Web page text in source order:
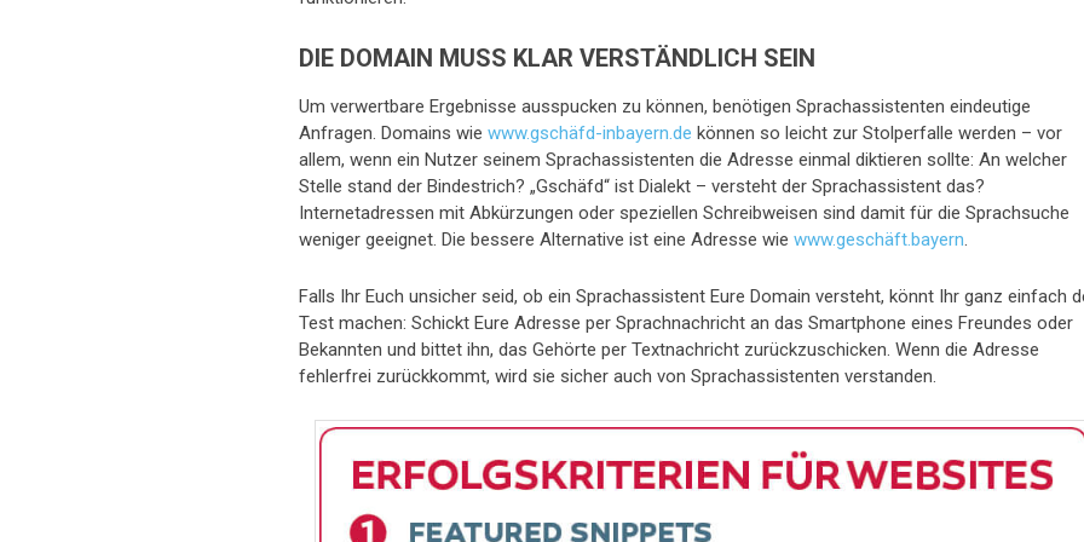
DIE DOMAIN MUSS KLAR VERSTÄNDLICH SEIN
Um verwertbare Ergebnisse ausspucken zu können, benötigen Sprachassistenten eindeutige
Anfragen. Domains wiewww.gschäfd-inbayern.de können so leicht zur Stolperfalle werden – vor
allem, wenn ein Nutzer seinem Sprachassistenten die Adresse einmal diktieren sollte: An welcher
Stelle stand der Bindestrich? „Gschäfd“ ist Dialekt – versteht der Sprachassistent das?
Internetadressen mit Abkürzungen oder speziellen Schreibweisen sind damit für die Sprachsuche
weniger geeignet. Die bessere Alternative ist eine Adresse wiewww.geschäft.bayern.
Falls Ihr Euch unsicher seid, ob ein Sprachassistent Eure Domain versteht, könnt Ihr ganz einfach
Test machen: Schickt Eure Adresse per Sprachnachricht an das Smartphone eines Freundes oder
Bekannten und bittet ihn, das Gehörte per Textnachricht zurückzuschicken. Wenn die Adresse
fehlerfrei zurückkommt, wird sie sicher auch von Sprachassistenten verstanden.